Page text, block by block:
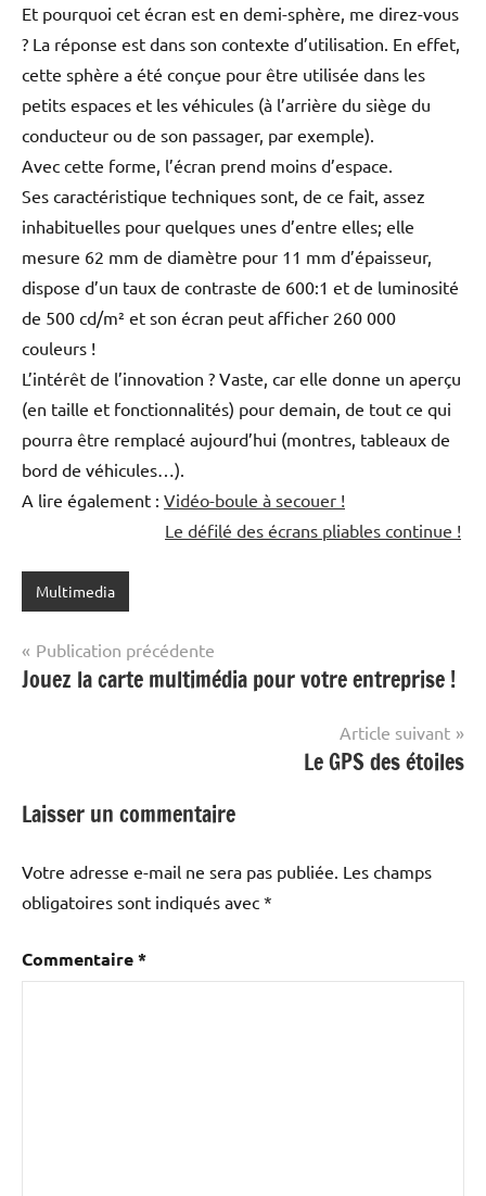
Et pourquoi cet écran est en demi-sphère, me direz-vous
? La réponse est dans son contexte d’utilisation. En effet,
cette sphère a été conçue pour être utilisée dans les
petits espaces et les véhicules (à l’arrière du siège du
conducteur ou de son passager, par exemple).
Avec cette forme, l’écran prend moins d’espace.
Ses caractéristique techniques sont, de ce fait, assez
inhabituelles pour quelques unes d’entre elles; elle
mesure 62 mm de diamètre pour 11 mm d’épaisseur,
dispose d’un taux de contraste de 600:1 et de luminosité
de 500 cd/m² et son écran peut afficher 260 000
couleurs !
L’intérêt de l’innovation ? Vaste, car elle donne un aperçu
(en taille et fonctionnalités) pour demain, de tout ce qui
pourra être remplacé aujourd’hui (montres, tableaux de
bord de véhicules…).
A lire également : Vidéo-boule à secouer !
Le défilé des écrans pliables continue !
Multimedia
Navigation
de
Publication précédente
Jouez la carte multimédia pour votre entreprise !
Article suivant
Le GPS des étoiles
Laisser un commentaire
Votre adresse e-mail ne sera pas publiée. Les champs
obligatoires sont indiqués avec *
Commentaire*